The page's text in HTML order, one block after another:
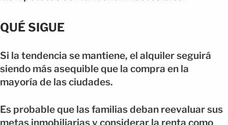
QUÉ SIGUE
Si la tendencia se mantiene, el alquiler seguirá
siendo más asequible que la compra en la
mayoría de las ciudades.
Es probable que las familias deban reevaluar sus